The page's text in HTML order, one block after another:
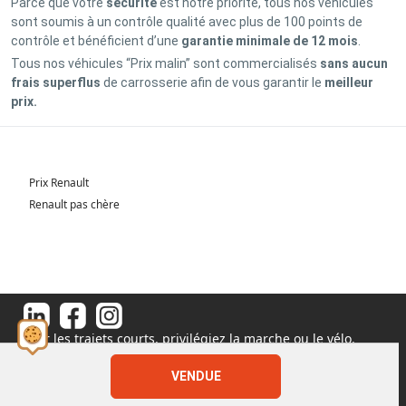
VENDUE
sont soumis à un contrôle qualité avec plus de 100 points de
contrôle et bénéficient d’une garantie minimale de 12 mois
Tous nos véhicules “Prix malin” sont commercialisés sans aucun
frais superflus de carrosserie afin de vous garantir le meilleur
prix.
Prix Renault
Renault pas chère
Pour les trajets courts, privilégiez la marche ou le vélo.
#SeDéplacerMoinsPolluer
© 2026 - Tous droits réservés S.A.S au capital de 1 000 000€
11 Rue de l'Orme, 91540 Fontenay-le-Vicomte